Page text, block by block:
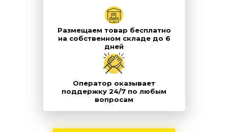
Оператор оказывает
поддержку 24/7 по любым
вопросам
Размещаем товар бесплатно
на собственном складе до 6
дней